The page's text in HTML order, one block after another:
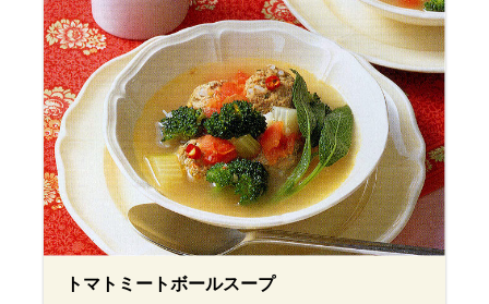
トマトミートボールスープ